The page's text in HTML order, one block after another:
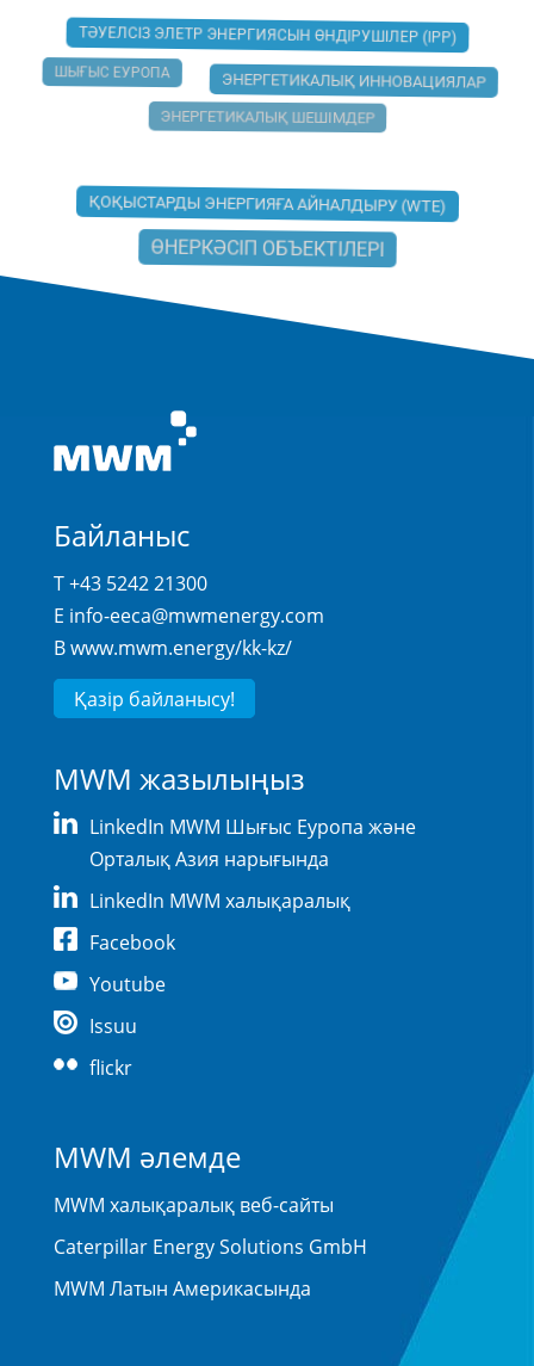
ТӘУЕЛСІЗ ЭЛЕТР ЭНЕРГИЯСЫН ӨНДІРУШІЛЕР (IPP)
ШЫҒЫС ЕУРОПА ЭНЕРГЕТИКАЛЫҚ ИННОВАЦИЯЛАР
ЭНЕРГЕТИКАЛЫҚ ШЕШІМДЕР
ҚОҚЫСТАРДЫ ЭНЕРГИЯҒА АЙНАЛДЫРУ (WTE)
ӨНЕРКӘСІП ОБЪЕКТІЛЕРІ
Байланыс
T +43 5242 21300
E info-eeca@mwmenergy.com
Вwww.mwm.energy/kk-kz/
Қазір байланысу!
MWM жазылыңыз
LinkedIn MWM Шығыс Еуропа және
Орталық Азия нарығында
LinkedIn MWM халықаралық
Facebook
Youtube
Issuu
flickr
MWM әлемде
MWM халықаралық веб-сайты
Caterpillar Energy Solutions GmbH
MWM Латын Америкасында